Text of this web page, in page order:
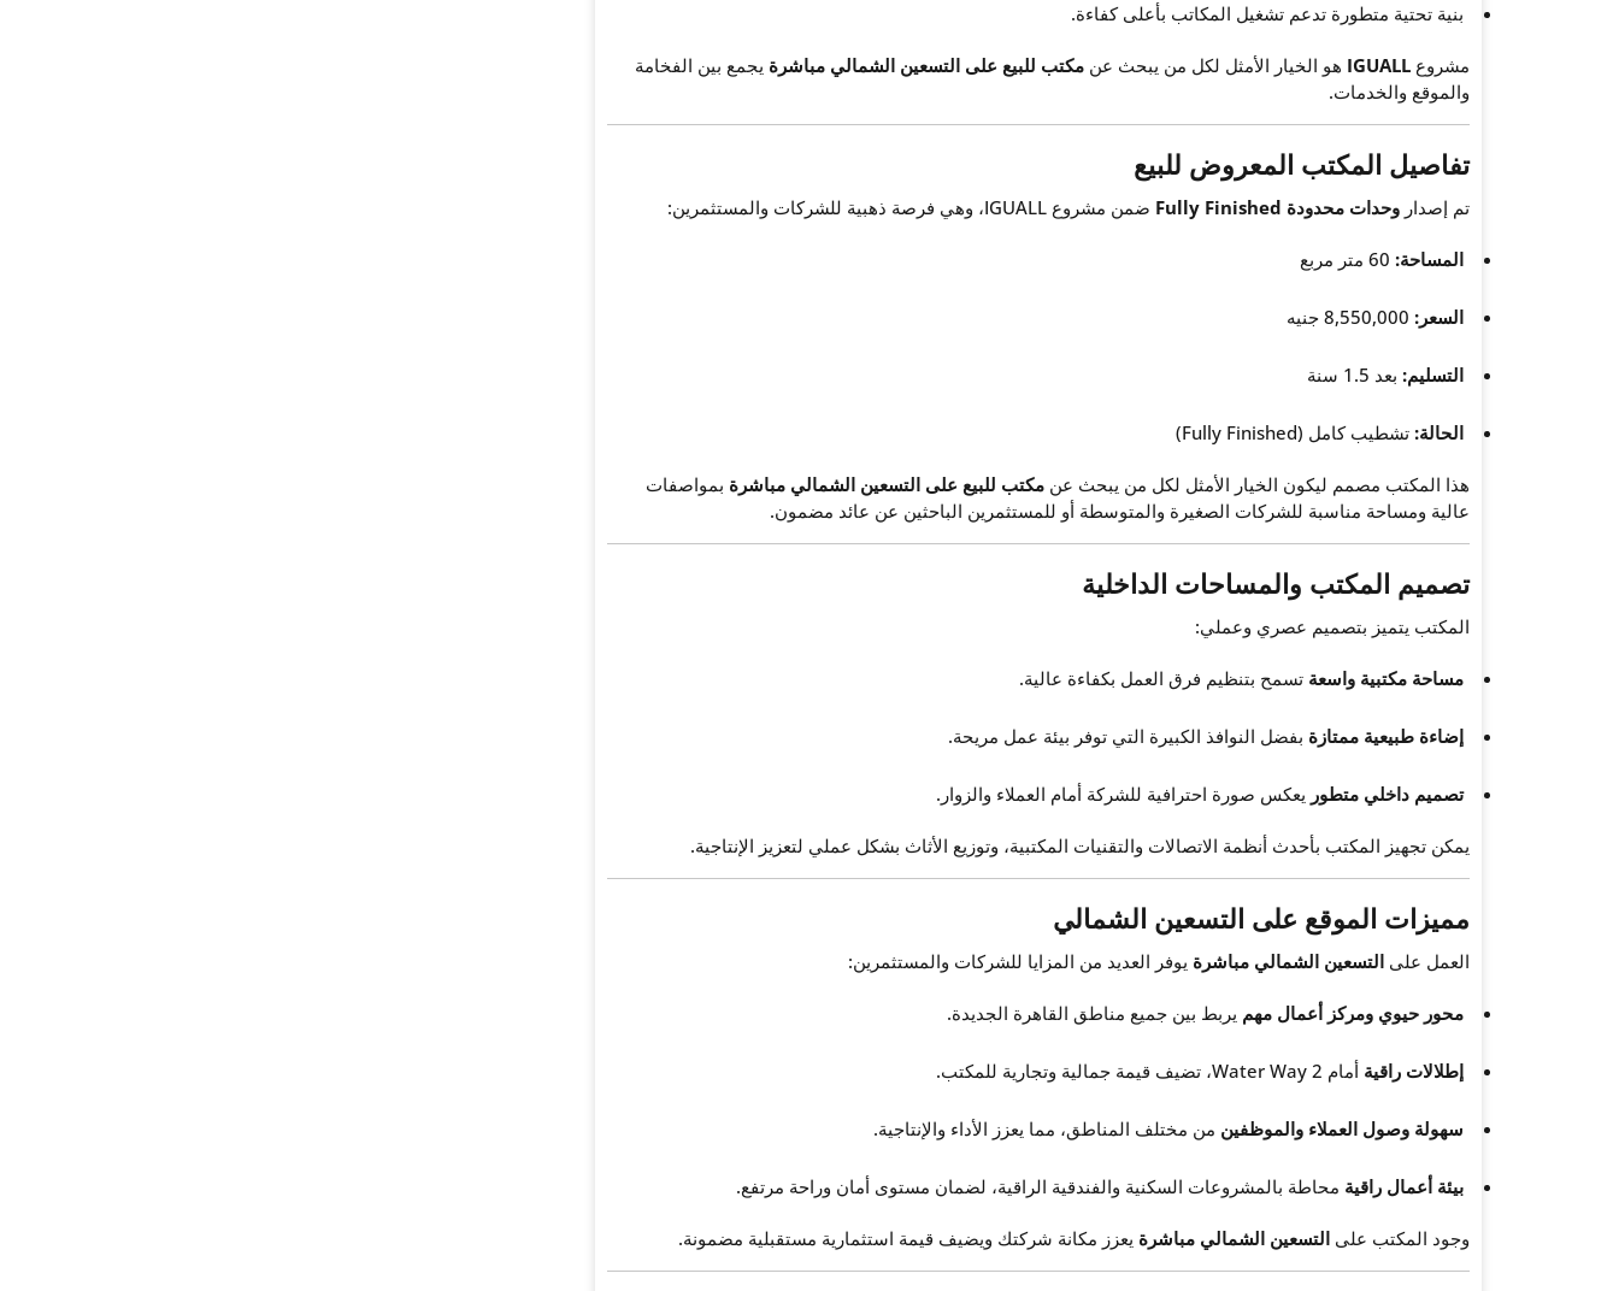
بنية تحتية متطورة تدعم تشغيل المكاتب بأعلى كفاءة.
مشروع IGUALL هو الخيار الأمثل لكل من يبحث عن مكتب للبيع على التسعين الشمالي مباشرة يجمع بين الفخامة
والموقع والخدمات.
تفاصيل المكتب المعروض للبيع
تم إصدار وحدات محدودة Fully Finished ضمن مشروع IGUALL، وهي فرصة ذهبية للشركات والمستثمرين:
المساحة:
السعر:
التسليم: بعد 1.5 سنة
الحالة: تشطيب كامل (Fully Finished)
هذا المكتب مصمم ليكون الخيار الأمثل لكل من يبحث عن مكتب للبيع على التسعين الشمالي مباشرة بمواصفات
عالية ومساحة مناسبة للشركات الصغيرة والمتوسطة أو للمستثمرين الباحثين عن عائد مضمون.
تصميم المكتب والمساحات الداخلية
المكتب يتميز بتصميم عصري وعملي:
مساحة مكتبية واسعة تسمح بتنظيم فرق العمل بكفاءة عالية.
إضاءة طبيعية ممتازة بفضل النوافذ الكبيرة التي توفر بيئة عمل مريحة.
تصميم داخلي متطور يعكس صورة احترافية للشركة أمام العملاء والزوار.
يمكن تجهيز المكتب بأحدث أنظمة الاتصالات والتقنيات المكتبية، وتوزيع الأثاث بشكل عملي لتعزيز الإنتاجية.
مميزات الموقع على التسعين الشمالي
العمل على التسعين الشمالي مباشرة يوفر العديد من المزايا للشركات والمستثمرين:
محور حيوي ومركز أعمال مهم يربط بين جميع مناطق القاهرة الجديدة.
إطلالات راقية أمام Water Way 2، تضيف قيمة جمالية وتجارية للمكتب.
سهولة وصول العملاء والموظفين من مختلف المناطق، مما يعزز الأداء والإنتاجية.
بيئة أعمال راقية محاطة بالمشروعات السكنية والفندقية الراقية، لضمان مستوى أمان وراحة مرتفع.
وجود المكتب على التسعين الشمالي مباشرة يعزز مكانة شركتك ويضيف قيمة استثمارية مستقبلية مضمونة.